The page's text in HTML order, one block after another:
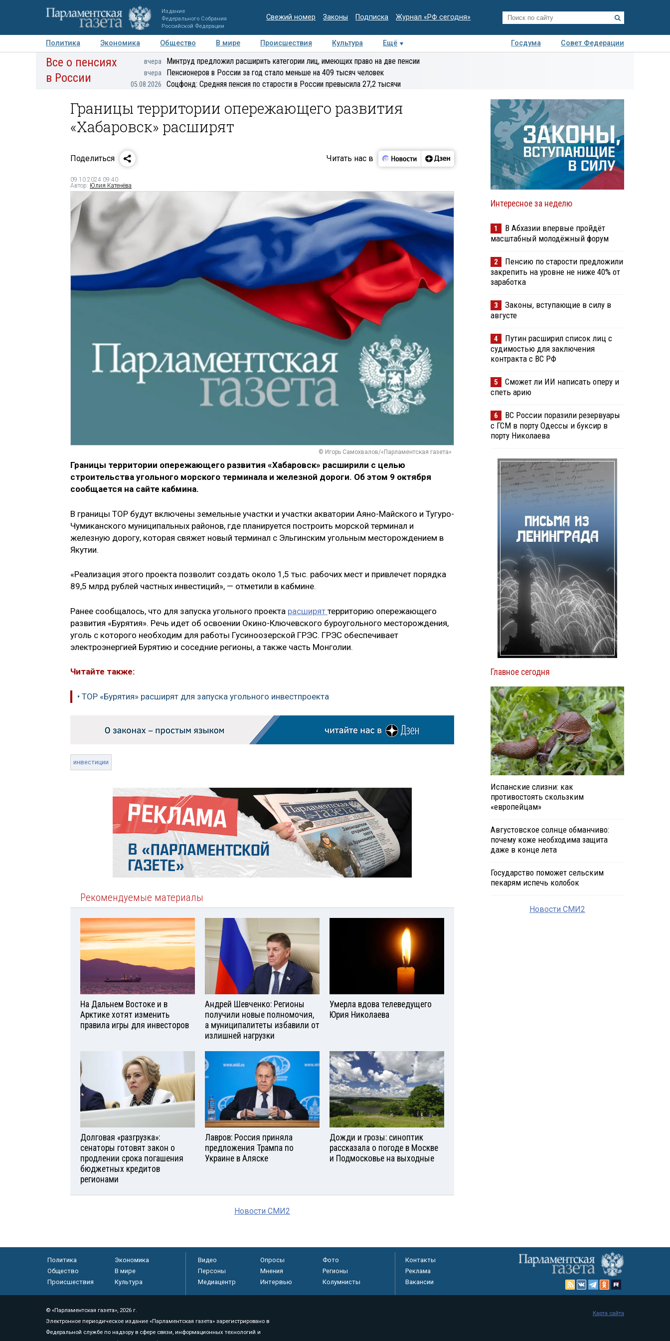
Издание
Федерального Собрания
Российской Федерации
Свежий номер Законы Подписка Журнал «РФ сегодня»
Политика Экономика Общество В мире Происшествия Культура Ещё Госдума
Совет Федерации
Авторы Персоны Мнения Регионы Медиацентр Интервью Колумнисты
Деловая
Все о пенсиях
в России
вчера Минтруд предложил расширить категории лиц, имеющих право на две пенсии
вчера Пенсионеров в России за год стало меньше на 409 тысяч человек
05.08.2026 Соцфонд: Средняя пенсия по старости в России превысила 27,2 тысячи
Границы территории опережающего развития
«Хабаровск» расширят
Поделиться Читать нас в
09.10.2024 09:40
Автор: Юлия Катенёва
© Игорь Самохвалов/«Парламентская газета»
Границы территории опережающего развития «Хабаровск» расширили с целью
строительства угольного морского терминала и железной дороги. Об этом 9 октября
сообщается на сайте кабмина.
В границы ТОР будут включены земельные участки и участки акватории Аяно-Майского и Тугуро-
Чумиканского муниципальных районов, где планируется построить морской терминал и
железную дорогу, которая свяжет новый терминал с Эльгинским угольным месторождением в
Якутии.
«Реализация этого проекта позволит создать около 1,5 тыс. рабочих мест и привлечет порядка
89,5 млрд рублей частных инвестиций», — отметили в кабмине.
Ранее сообщалось, что для запуска угольного проекта расширят территорию опережающего
развития «Бурятия». Речь идет об освоении Окино-Ключевского буроугольного месторождения,
уголь с которого необходим для работы Гусиноозерской ГРЭС. ГРЭС обеспечивает
электроэнергией Бурятию и соседние регионы, а также часть Монголии.
Читайте также:
• ТОР «Бурятия» расширят для запуска угольного инвестпроекта
инвестиции
Рекомендуемые материалы
На Дальнем Востоке и в
Арктике хотят изменить
правила игры для инвесторов
Андрей Шевченко: Регионы
получили новые полномочия,
а муниципалитеты избавили от
излишней нагрузки
Умерла вдова телеведущего
Юрия Николаева
Долговая «разгрузка»:
сенаторы готовят закон о
продлении срока погашения
бюджетных кредитов
регионами
Лавров: Россия приняла
предложения Трампа по
Украине в Аляске
Дожди и грозы: синоптик
рассказала о погоде в Москве
и Подмосковье на выходные
Новости СМИ2
Интересное за неделю
1
В Абхазии впервые пройдёт
масштабный молодёжный форум
2
Пенсию по старости предложили
закрепить на уровне не ниже 40% от
заработка
3
Законы, вступающие в силу в
августе
4
Путин расширил список лиц с
судимостью для заключения
контракта с ВС РФ
5
Сможет ли ИИ написать оперу и
спеть арию
6
ВС России поразили резервуары
с ГСМ в порту Одессы и буксир в
порту Николаева
Главное сегодня
Испанские слизни: как
противостоять скользким
«европейцам»
Августовское солнце обманчиво:
почему коже необходима защита
даже в конце лета
Государство поможет сельским
пекарям испечь колобок
Новости СМИ2
Политика
Экономика
Общество
В мире
Происшествия
Культура
Видео Опросы
Фото
Персоны
Мнения
Регионы
Медиацентр
Интервью Колумнисты
Контакты
Реклама
Вакансии
© «Парламентская газета», 2026 г.
Электронное периодическое издание «Парламентская газета» зарегистрировано в
Федеральной службе по надзору в сфере связи, информационных технологий и
Карта сайта